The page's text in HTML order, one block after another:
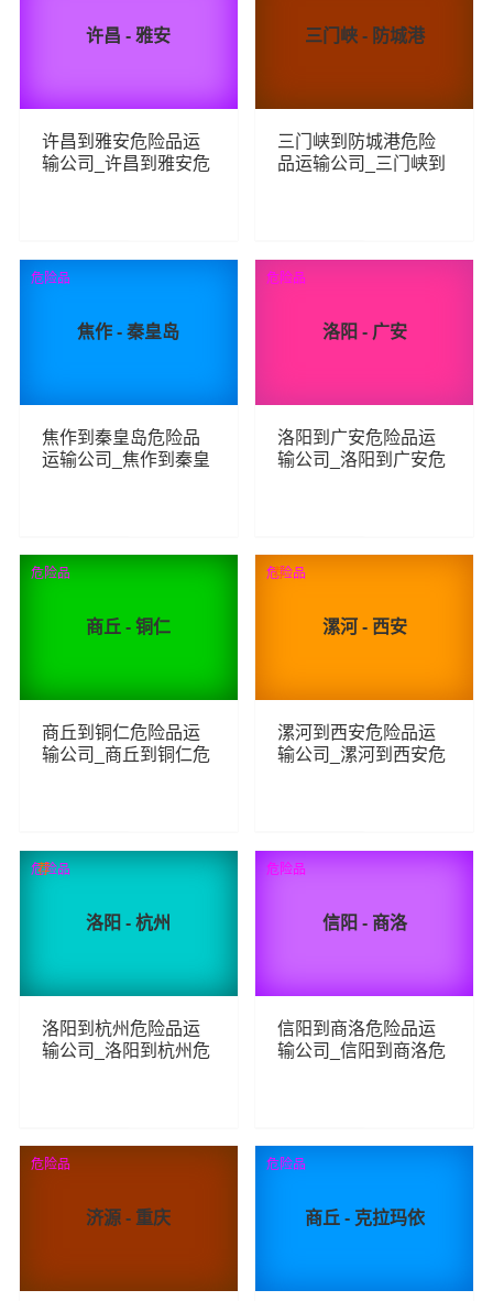
许昌 - 雅安
许昌到雅安危险品运
输公司_许昌到雅安危
108 查看详细
三门峡 - 防城港
三门峡到防城港危险
品运输公司_三门峡到
74 查看详细
焦作 - 秦皇岛
焦作到秦皇岛危险品
运输公司_焦作到秦皇
88 查看详细
危险品
洛阳 - 广安
洛阳到广安危险品运
输公司_洛阳到广安危
80 查看详细
危险品
商丘 - 铜仁
商丘到铜仁危险品运
输公司_商丘到铜仁危
77 查看详细
危险品
漯河 - 西安
漯河到西安危险品运
输公司_漯河到西安危
112 查看详细
危险品
荐
洛阳 - 杭州
洛阳到杭州危险品运
输公司_洛阳到杭州危
129 查看详细
危险品
荐
信阳 - 商洛
信阳到商洛危险品运
输公司_信阳到商洛危
90 查看详细
危险品
济源 - 重庆
危险品
商丘 - 克拉玛依
危险品